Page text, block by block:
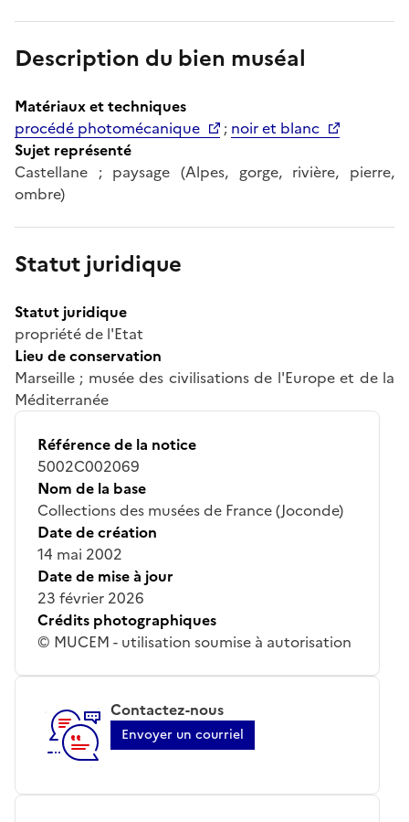
Description du bien muséal
Matériaux et techniques
procédé photomécanique
; noir et blanc
Sujet représenté
Castellane ; paysage (Alpes, gorge, rivière, pierre,
ombre)
Statut juridique
Statut juridique
propriété de l'Etat
Lieu de conservation
Marseille ; musée des civilisations de l'Europe et de la
Méditerranée
Référence de la notice
5002C002069
Nom de la base
Collections des musées de France (Joconde)
Date de création
14 mai 2002
Date de mise à jour
23 février 2026
Crédits photographiques
© MUCEM - utilisation soumise à autorisation
Contactez-nous
Envoyer un courriel